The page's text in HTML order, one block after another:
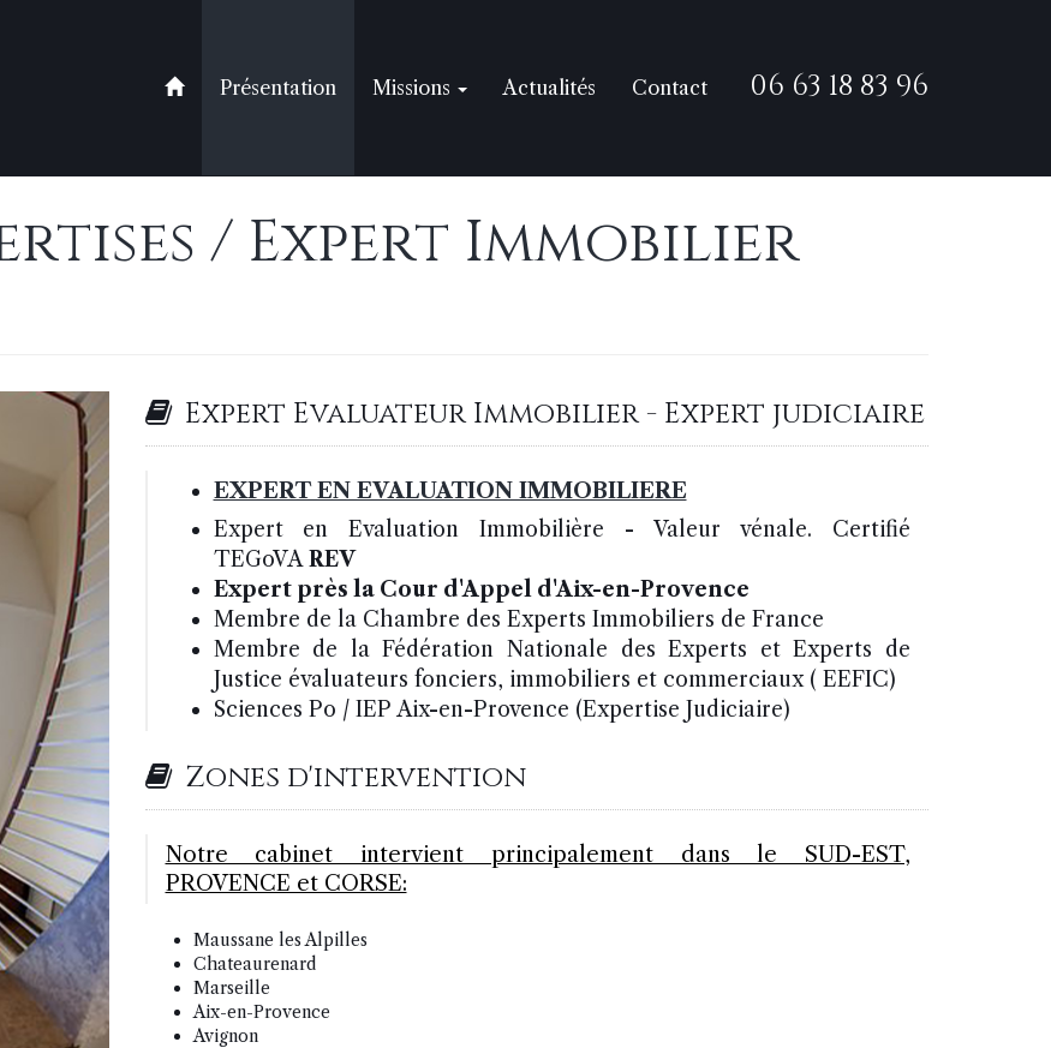
Présentation Missions Actualités Contact 06 63 18 83 96
/ Expert Immobilier
Expert Evaluateur Immobilier - Expert judiciaire
EXPERT EN EVALUATION IMMOBILIERE
Expert en Evaluation Immobilière - Valeur vénale. Certifié
TEGoVAREV
Expert près la Cour d'Appel d'Aix-en-Provence
Membre de la Chambre des Experts Immobiliers de France
Membre de la Fédération Nationale des Experts et Experts de
Justice évaluateurs fonciers, immobiliers et commerciaux ( EEFIC)
Sciences Po / IEP Aix-en-Provence (Expertise Judiciaire)
Zones d'intervention
Notre cabinet intervient principalement dans le SUD-EST,
PROVENCE et CORSE:
Maussane les Alpilles
Chateaurenard
Marseille
Aix-en-Provence
Avignon